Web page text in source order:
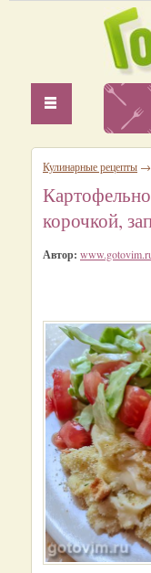
Кулинарные рецепты →
корочкой,
Автор: